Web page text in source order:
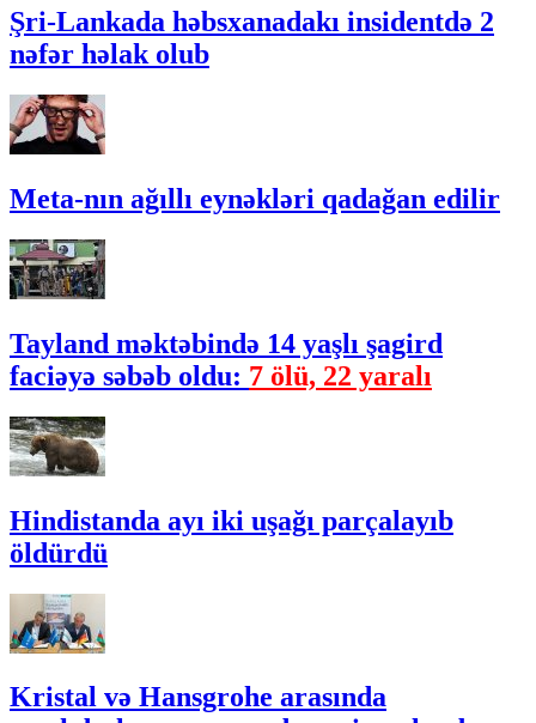
Şri-Lankada həbsxanadakı insidentdə 2
nəfər həlak olub
Meta-nın ağıllı eynəkləri qadağan edilir
Tayland məktəbində 14 yaşlı şagird
faciəyə səbəb oldu: 7 ölü, 22 yaralı
Hindistanda ayı iki uşağı parçalayıb
öldürdü
Kristal və Hansgrohe arasında